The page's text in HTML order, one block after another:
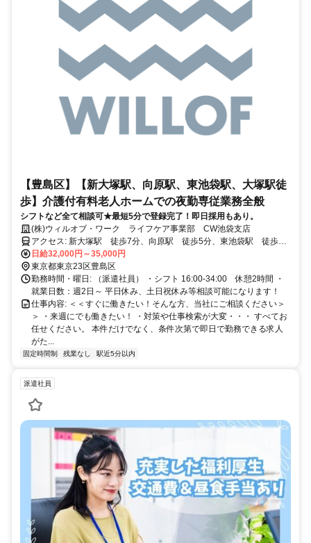
【豊島区】【新大塚駅、向原駅、東池袋駅、大塚駅徒
歩】介護付有料老人ホームでの夜勤専従業務全般
シフトなど全て相談可★最短5分で登録完了！即日採用もあり。
(株)ウィルオブ・ワーク ライフケア事業部 CW池袋支店
アクセス: 新大塚駅 徒歩7分、向原駅 徒歩5分、東池袋駅 徒歩7
分、大塚駅 徒歩10分
日給32,000円～35,000円
東京都東京23区豊島区
勤務時間・曜日: （派遣社員） ・シフト 16:00-34:00 休憩2時間 ・
就業日数：週2日～ 平日休み、土日祝休み等相談可能になります！
仕事内容: ＜＜すぐに働きたい！そんな方、当社にご相談ください＞
＞ ・来週にでも働きたい！ ・対策や仕事検索が大変・・・ すべてお
任せください。 本件だけでなく、条件次第で即日で勤務できる求人
がた...
固定時間制 残業なし 駅近5分以内
派遣社員